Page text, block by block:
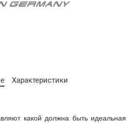
Характеристики
какой должна быть идеальная